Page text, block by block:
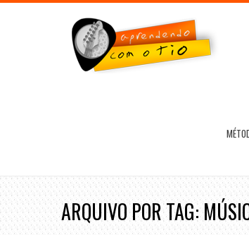
ARQUIVO POR TAG: